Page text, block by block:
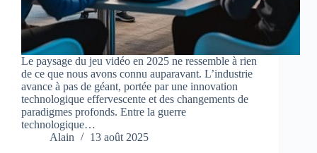
Le paysage du jeu vidéo en 2025 ne ressemble à rien
de ce que nous avons connu auparavant. L’industrie
avance à pas de géant, portée par une innovation
technologique effervescente et des changements de
paradigmes profonds. Entre la guerre
technologique…
Alain
13 août 2025